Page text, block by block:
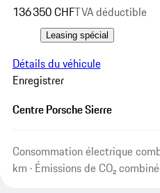
136 350 CHFTVA déductible
Leasing spécial
Détails du véhicule
Enregistrer
Centre Porsche Sierre
Consommation électrique
km · Émissions de CO₂